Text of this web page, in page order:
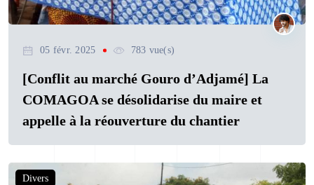
05 févr. 2025 783 vue(s)
[Conflit au marché Gouro d’Adjamé] La
COMAGOA se désolidarise du maire et
appelle à la réouverture du chantier
Divers